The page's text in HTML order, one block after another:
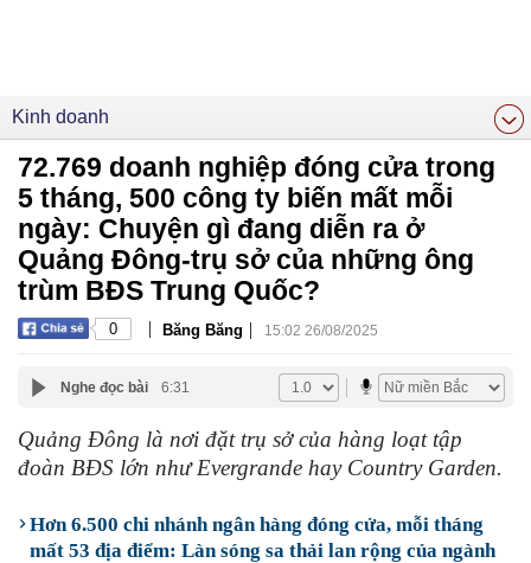
Kinh doanh
72.769 doanh nghiệp đóng cửa trong
5 tháng, 500 công ty biến mất mỗi
ngày: Chuyện gì đang diễn ra ở
Quảng Đông-trụ sở của những ông
trùm BĐS Trung Quốc?
0 | Băng Băng | 15:02 26/08/2025
Nghe đọc bài 6:31
Quảng Đông là nơi đặt trụ sở của hàng loạt tập
đoàn BĐS lớn như Evergrande hay Country Garden.
Hơn 6.500 chi nhánh ngân hàng đóng cửa, mỗi tháng
mất 53 địa điểm: Làn sóng sa thải lan rộng của ngành